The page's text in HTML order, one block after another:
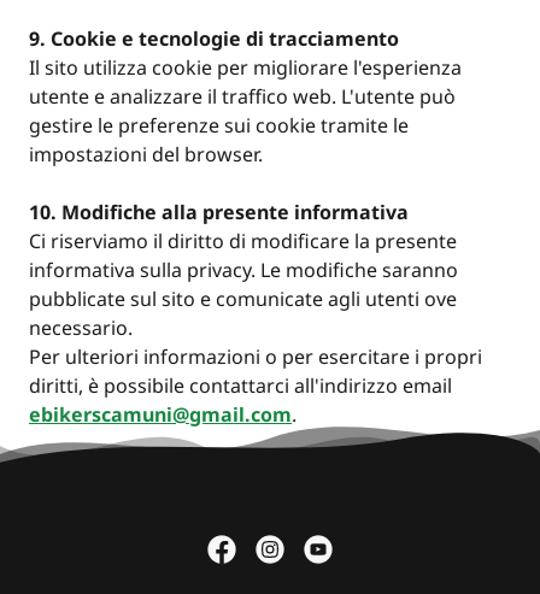
9. Cookie e tecnologie di tracciamento
Il sito utilizza cookie per migliorare l'esperienza
utente e analizzare il traffico web. L'utente può
gestire le preferenze sui cookie tramite le
impostazioni del browser.
10. Modifiche alla presente informativa
Ci riserviamo il diritto di modificare la presente
informativa sulla privacy. Le modifiche saranno
pubblicate sul sito e comunicate agli utenti ove
necessario.
Per ulteriori informazioni o per esercitare i propri
diritti, è possibile contattarci all'indirizzo email
ebikerscamuni@gmail.com.